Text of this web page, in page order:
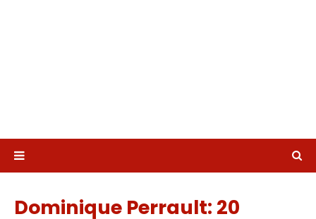
Dominique Perrault: 20